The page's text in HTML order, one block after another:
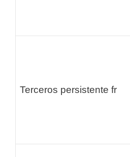
Terceros persistente fr